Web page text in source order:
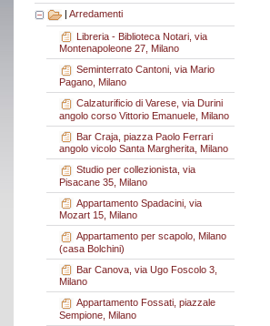
Arredamenti
Libreria - Biblioteca Notari, via
Montenapoleone 27, Milano
Seminterrato Cantoni, via Mario
Pagano, Milano
Calzaturificio di Varese, via Durini
angolo corso Vittorio Emanuele, Milano
Bar Craja, piazza Paolo Ferrari
angolo vicolo Santa Margherita, Milano
Studio per collezionista, via
Pisacane 35, Milano
Appartamento Spadacini, via
Mozart 15, Milano
Appartamento per scapolo, Milano
(casa Bolchini)
Bar Canova, via Ugo Foscolo 3,
Milano
Appartamento Fossati, piazzale
Sempione, Milano